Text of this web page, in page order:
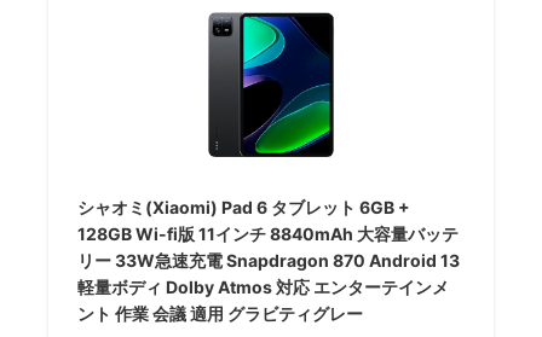
シャオミ(Xiaomi) Pad 6 タブレット 6GB +
128GB Wi-fi版 11インチ 8840mAh 大容量バッテ
リー 33W急速充電 Snapdragon 870 Android 13
軽量ボディ Dolby Atmos 対応 エンターテインメ
ント 作業 会議 適用 グラビティグレー